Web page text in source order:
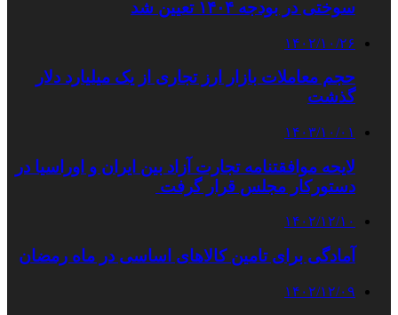
سوختی در بودجه ۱۴۰۴ تعیین شد
۱۴۰۲/۱۰/۲۶
حجم معاملات بازار ارز تجاری از یک میلیارد دلار
گذشت
۱۴۰۳/۱۰/۰۱
لایحه موافقتنامه تجارت آزاد بین ایران و اوراسیا در
دستورکار مجلس قرار گرفت
۱۴۰۲/۱۲/۱۰
آمادگی برای تامین کالاهای اساسی در ماه رمضان
۱۴۰۲/۱۲/۰۹